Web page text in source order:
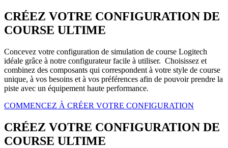
CRÉEZ VOTRE CONFIGURATION DE
COURSE ULTIME
Concevez votre configuration de simulation de course Logitech
idéale grâce à notre configurateur facile à utiliser. Choisissez et
combinez des composants qui correspondent à votre style de course
unique, à vos besoins et à vos préférences afin de pouvoir prendre la
piste avec un équipement haute performance.
COMMENCEZ À CRÉER VOTRE CONFIGURATION
CRÉEZ VOTRE CONFIGURATION DE
COURSE ULTIME